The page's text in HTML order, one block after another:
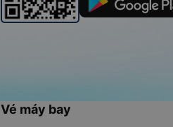
Vé máy bay